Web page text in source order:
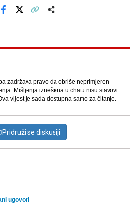
zadržava pravo da obriše neprimjeren
Mišljenja iznešena u chatu nisu stavovi
vijest je sada dostupna samo za čitanje.
Pridruži se diskusiji
ugovori